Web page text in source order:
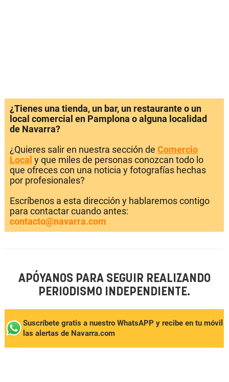
¿Tienes una tienda, un bar, un restaurante o un
local comercial en Pamplona o alguna localidad
de Navarra?
¿Quieres salir en nuestra sección de Comercio
Local y que miles de personas conozcan todo lo
que ofreces con una noticia y fotografías hechas
por profesionales?
Escríbenos a esta dirección y hablaremos contigo
para contactar cuando antes:
contacto@navarra.com
APÓYANOS PARA SEGUIR REALIZANDO
PERIODISMO INDEPENDIENTE.
Suscríbete gratis a nuestro WhatsAPP y recibe en tu móvil
las alertas de Navarra.com